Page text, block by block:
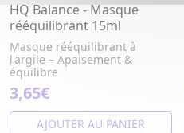
HQ Balance - Masque
rééquilibrant 15ml
Masque rééquilibrant à
l'argile – Apaisement &
équilibre
3,65€
AJOUTER AU PANIER